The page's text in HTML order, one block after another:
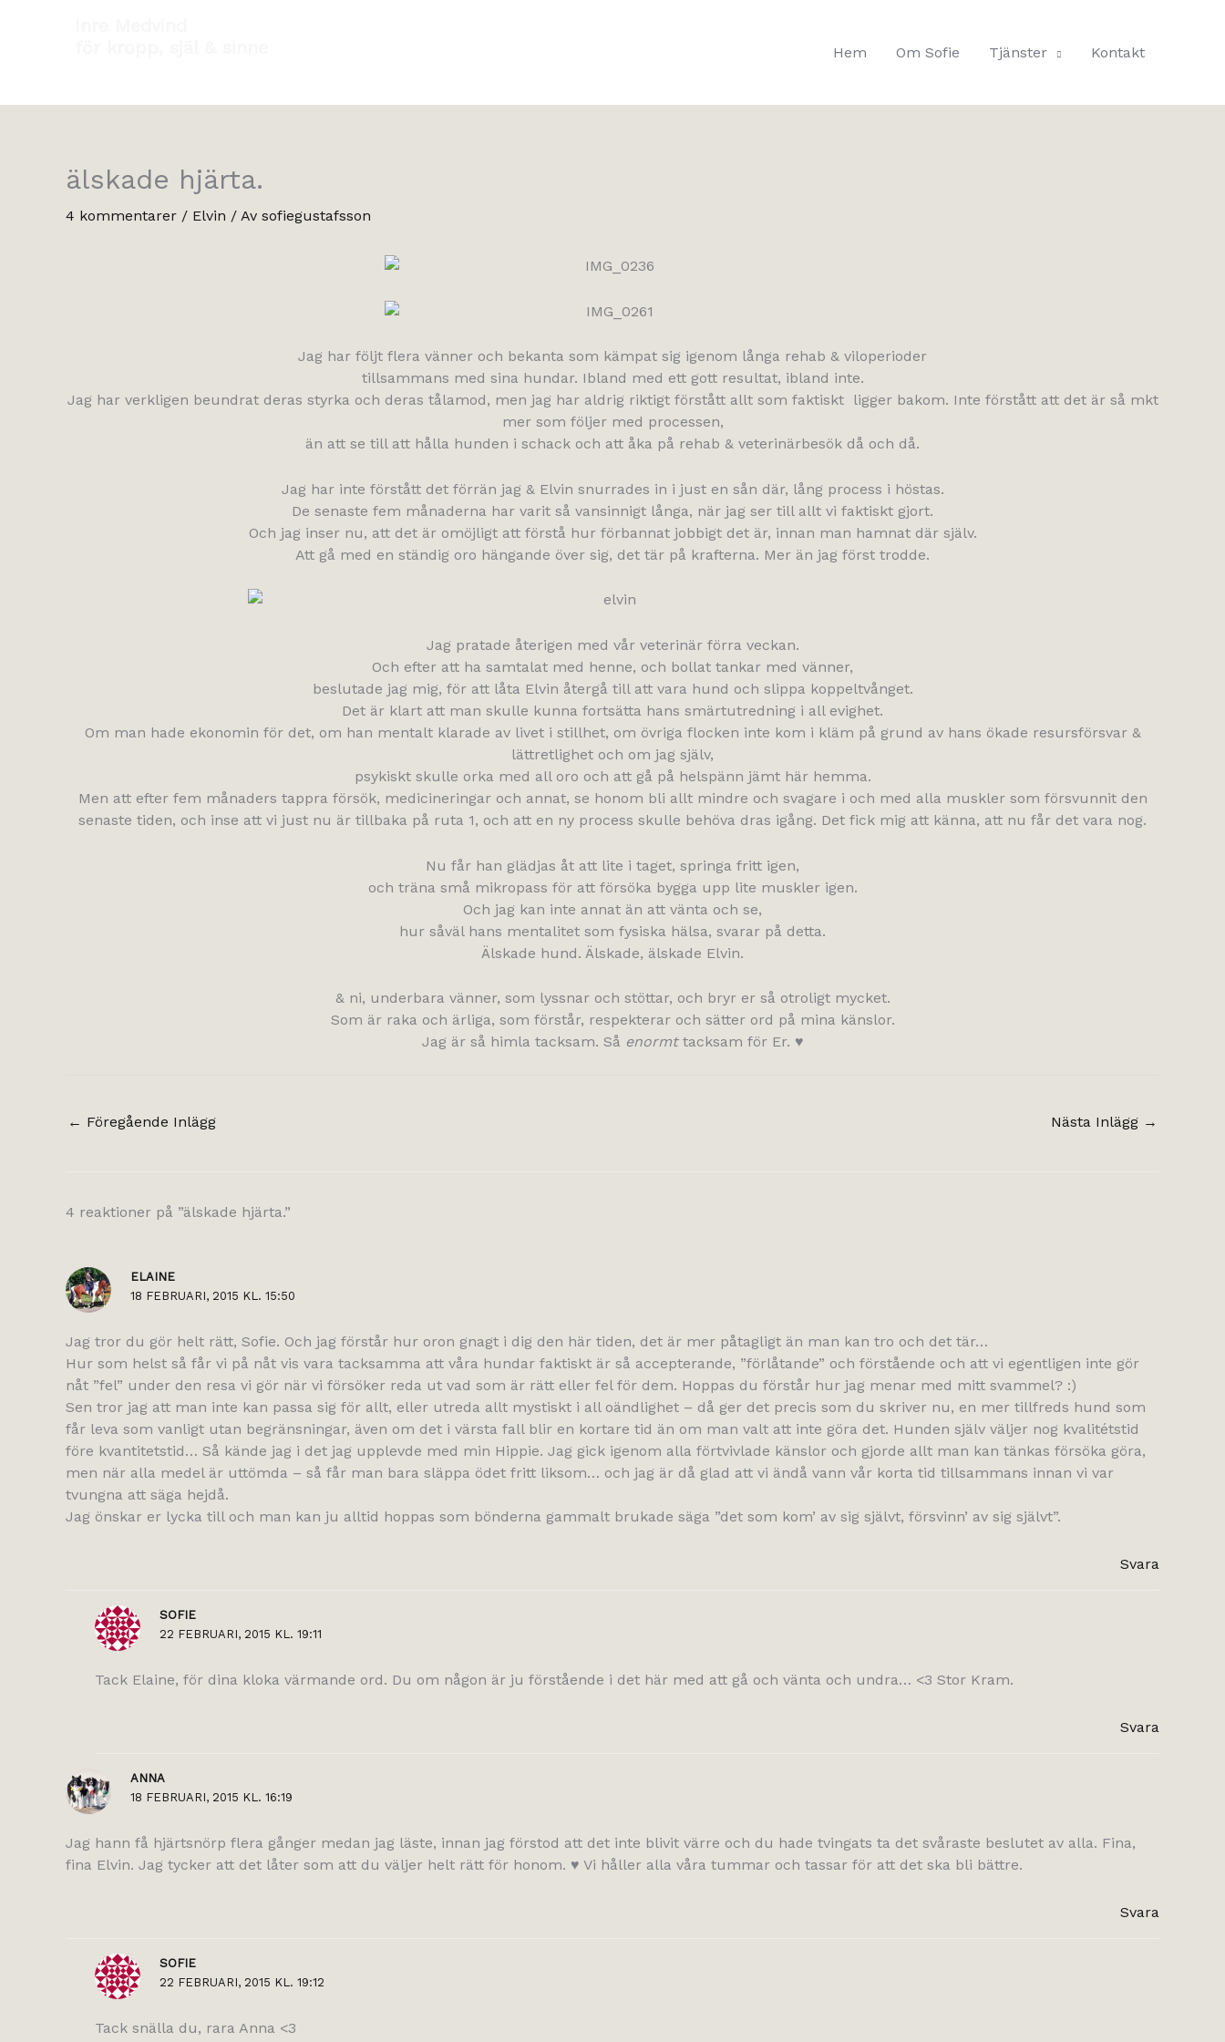
Hem Om Sofie Tjänster Kontakt
älskade hjärta.
4 kommentarer / Elvin / Av sofiegustafsson
Jag har följt flera vänner och bekanta som kämpat sig igenom långa rehab & viloperioder
tillsammans med sina hundar. Ibland med ett gott resultat, ibland inte.
Jag har verkligen beundrat deras styrka och deras tålamod, men jag har aldrig riktigt förstått allt som faktiskt ligger bakom. Inte förstått att det är så mkt
mer som följer med processen,
än att se till att hålla hunden i schack och att åka på rehab & veterinärbesök då och då.
Jag har inte förstått det förrän jag & Elvin snurrades in i just en sån där, lång process i höstas.
De senaste fem månaderna har varit så vansinnigt långa, när jag ser till allt vi faktiskt gjort.
Och jag inser nu, att det är omöjligt att förstå hur förbannat jobbigt det är, innan man hamnat där själv.
Att gå med en ständig oro hängande över sig, det tär på krafterna. Mer än jag först trodde.
Jag pratade återigen med vår veterinär förra veckan.
Och efter att ha samtalat med henne, och bollat tankar med vänner,
beslutade jag mig, för att låta Elvin återgå till att vara hund och slippa koppeltvånget.
Det är klart att man skulle kunna fortsätta hans smärtutredning i all evighet.
Om man hade ekonomin för det, om han mentalt klarade av livet i stillhet, om övriga flocken inte kom i kläm på grund av hans ökade resursförsvar &
lättretlighet och om jag själv,
psykiskt skulle orka med all oro och att gå på helspänn jämt här hemma.
Men att efter fem månaders tappra försök, medicineringar och annat, se honom bli allt mindre och svagare i och med alla muskler som försvunnit den
senaste tiden, och inse att vi just nu är tillbaka på ruta 1, och att en ny process skulle behöva dras igång. Det fick mig att känna, att nu får det vara nog.
Nu får han glädjas åt att lite i taget, springa fritt igen,
och träna små mikropass för att försöka bygga upp lite muskler igen.
Och jag kan inte annat än att vänta och se,
hur såväl hans mentalitet som fysiska hälsa, svarar på detta.
Älskade hund. Älskade, älskade Elvin.
& ni, underbara vänner, som lyssnar och stöttar, och bryr er så otroligt mycket.
Som är raka och ärliga, som förstår, respekterar och sätter ord på mina känslor.
Jag är så himla tacksam. Så enormttacksam för Er. ♥
← Föregående Inlägg Nästa Inlägg →
4 reaktioner på ”älskade hjärta.”
ELAINE
18 FEBRUARI, 2015 KL. 15:50
Jag tror du gör helt rätt, Sofie. Och jag förstår hur oron gnagt i dig den här tiden, det är mer påtagligt än man kan tro och det tär…
Hur som helst så får vi på nåt vis vara tacksamma att våra hundar faktiskt är så accepterande, ”förlåtande” och förstående och att vi egentligen inte gör
nåt ”fel” under den resa vi gör när vi försöker reda ut vad som är rätt eller fel för dem. Hoppas du förstår hur jag menar med mitt svammel? :)
Sen tror jag att man inte kan passa sig för allt, eller utreda allt mystiskt i all oändlighet – då ger det precis som du skriver nu, en mer tillfreds hund som
får leva som vanligt utan begränsningar, även om det i värsta fall blir en kortare tid än om man valt att inte göra det. Hunden själv väljer nog kvalitétstid
före kvantitetstid… Så kände jag i det jag upplevde med min Hippie. Jag gick igenom alla förtvivlade känslor och gjorde allt man kan tänkas försöka göra,
men när alla medel är uttömda – så får man bara släppa ödet fritt liksom… och jag är då glad att vi ändå vann vår korta tid tillsammans innan vi var
tvungna att säga hejdå.
Jag önskar er lycka till och man kan ju alltid hoppas som bönderna gammalt brukade säga ”det som kom’ av sig självt, försvinn’ av sig självt”.
Svara
SOFIE
22 FEBRUARI, 2015 KL. 19:11
Tack Elaine, för dina kloka värmande ord. Du om någon är ju förstående i det här med att gå och vänta och undra… <3 Stor Kram.
Svara
ANNA
18 FEBRUARI, 2015 KL. 16:19
Jag hann få hjärtsnörp flera gånger medan jag läste, innan jag förstod att det inte blivit värre och du hade tvingats ta det svåraste beslutet av alla. Fina,
fina Elvin. Jag tycker att det låter som att du väljer helt rätt för honom. ♥ Vi håller alla våra tummar och tassar för att det ska bli bättre.
Svara
SOFIE
22 FEBRUARI, 2015 KL. 19:12
Tack snälla du, rara Anna <3